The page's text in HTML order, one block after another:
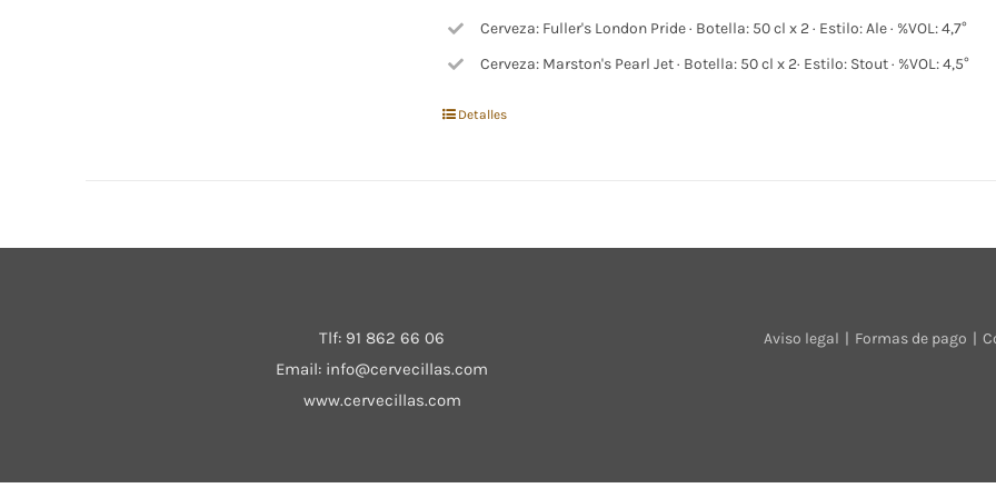
Cerveza: Fuller's London Pride · Botella: 50 cl x 2 · Estilo: Ale · %VOL: 4,7°
Cerveza: Marston's Pearl Jet · Botella: 50 cl x 2· Estilo: Stout · %VOL: 4,5°
Detalles
Tlf: 91 862 66 06
Email: info@cervecillas.com
www.cervecillas.com
Aviso legal Formas de pago